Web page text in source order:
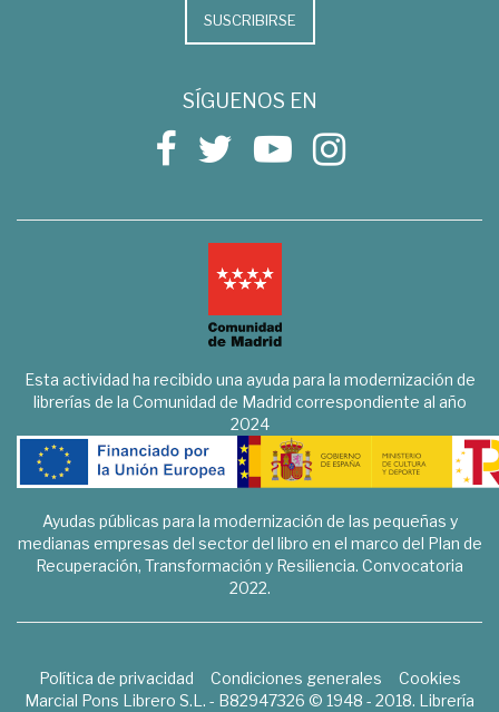
SUSCRIBIRSE
SÍGUENOS EN
Esta actividad ha recibido una ayuda para la modernización de
librerías de la Comunidad de Madrid correspondiente al año
2024
Ayudas públicas para la modernización de las pequeñas y
medianas empresas del sector del libro en el marco del Plan de
Recuperación, Transformación y Resiliencia. Convocatoria
2022.
Política de privacidad Condiciones generales
Cookies
Marcial Pons Librero S.L. - B82947326 © 1948 - 2018. Librería